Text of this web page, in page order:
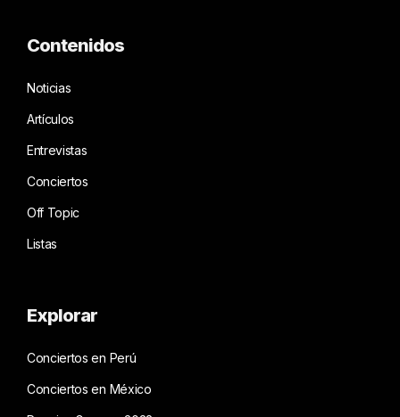
Contenidos
Noticias
Artículos
Entrevistas
Conciertos
Off Topic
Listas
Explorar
Conciertos en Perú
Conciertos en México